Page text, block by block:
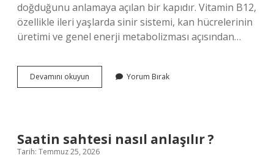
doğduğunu anlamaya açılan bir kapıdır. Vitamin B12,
özellikle ileri yaşlarda sinir sistemi, kan hücrelerinin
üretimi ve genel enerji metabolizması açısından…
Devamını okuyun
yaşında
Yorum Bırak
Saatin sahtesi nasıl anlaşılır ?
Tarih: Temmuz 25, 2026